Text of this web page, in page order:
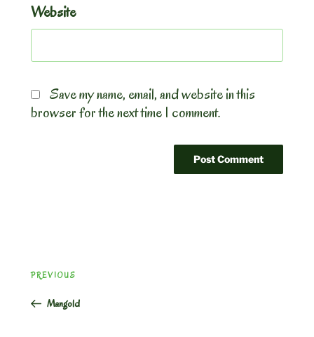
Website
Save my name, email, and website in this
browser for the next time I comment.
navigation
Previous
PREVIOUS
Mangold